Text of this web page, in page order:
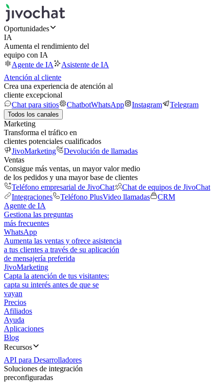
Oportunidades
IA
Aumenta el rendimiento del
equipo con IA
Agente de IA
Asistente de IA
Atención al cliente
Crea una experiencia de atención al
cliente excepcional
Chat para sitios
ChatbotWhatsApp Instagram Telegram
Todos los canales
Marketing
Transforma el tráfico en
clientes potenciales cualificados
JivoMarketing
Devolución de llamadas
Ventas
Consigue más ventas, un mayor valor medio
de los pedidos y una mayor base de clientes
Teléfono empresarial de JivoChat
Chat de equipos de JivoChat
Integraciones
Teléfono PlusVideo llamadas
CRM
Agente de IA
Gestiona las preguntas
más frecuentes
WhatsApp
Aumenta las ventas y ofrece asistencia
a tus clientes a través de su aplicación
de mensajería preferida
JivoMarketing
Capta la atención de tus visitantes:
capta su interés antes de que se
vayan
Precios
Afiliados
Ayuda
Aplicaciones
Blog
Recursos
API para Desarrolladores
Soluciones de integración
preconfiguradas